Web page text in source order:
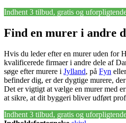
Indhent 3 tilbud, gratis og
Find en murer i andre
Hvis du leder efter en murer uden for
kvalificerede firmaer i andre dele af
søge efter murere i Jylland, på Fyn
befinder dig, er der dygtige murere,
Det er vigtigt at vælge en murer med
at sikre, at dit byggeri bliver udført
Indhent 3 tilbud, gratis og